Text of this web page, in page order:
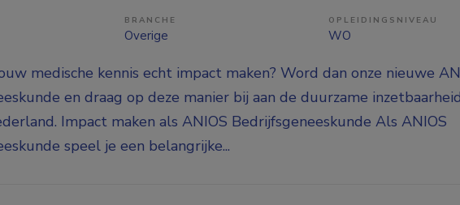
BRANCHE
Overige
OPLEIDINGSNIVEAU
WO
medische kennis echt impact maken? Word dan onze nieuwe
en draag op deze manier bij aan de duurzame
Impact maken als ANIOS Bedrijfsgeneeskunde Als ANIOS
speel je een belangrijke...